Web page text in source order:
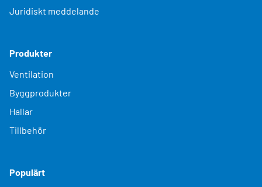
Juridiskt meddelande
Produkter
Ventilation
Byggprodukter
Hallar
Tillbehör
Populärt